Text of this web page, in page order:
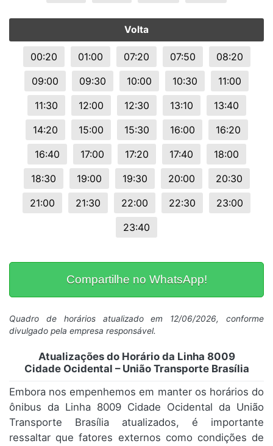
Volta
00:20 01:00 07:20 07:50
08:20
09:00
09:30 10:00 10:30
11:00
11:30
12:00 12:30 13:10
13:40
14:20
15:00 15:30 16:00
16:20
16:40
17:00 17:20 17:40
18:00
18:30
19:00 19:30 20:00
20:30
21:00
21:30 22:00 22:30
23:00
23:40
Compartilhe no WhatsApp!
Quadro de horários atualizado em 12/06/2026, conforme
divulgado pela empresa responsável.
Atualizações do Horário da Linha 8009
Cidade Ocidental – União Transporte Brasília
Embora nos empenhemos em manter os horários do
ônibus da Linha 8009 Cidade Ocidental da União
Transporte Brasília atualizados, é importante
ressaltar que fatores externos como condições de